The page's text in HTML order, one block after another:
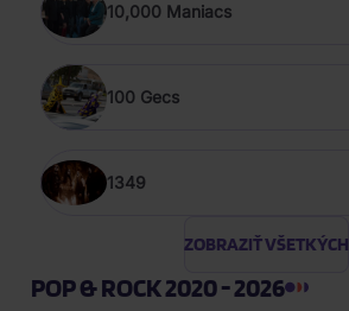
10,000 Maniacs
100 Gecs
1349
ZOBRAZIŤ VŠETKÝCH
POP & ROCK 2020 - 2026